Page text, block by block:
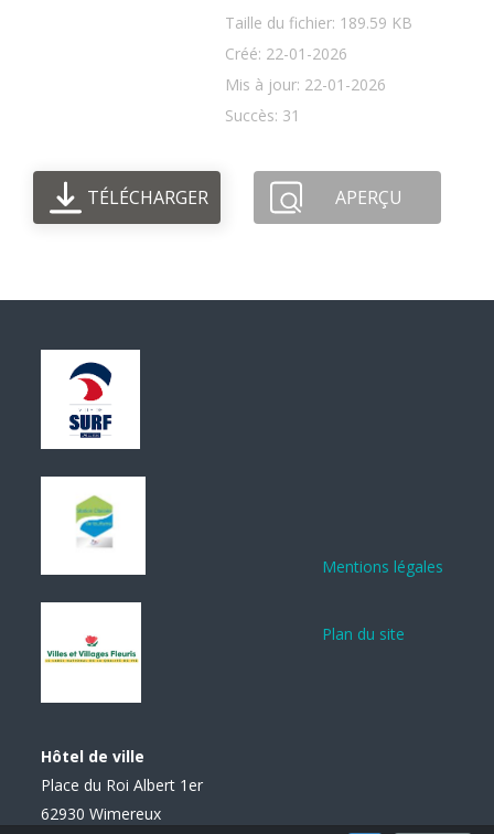
Taille du fichier: 189.59 KB
Créé: 22-01-2026
Mis à jour: 22-01-2026
Succès: 31
TÉLÉCHARGER APERÇU
Hôtel de ville
Place du Roi Albert 1er
62930 Wimereux
Mentions légales
Plan du site